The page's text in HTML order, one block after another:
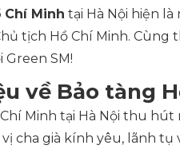
Chí Minh tại Hà Nội hiện
tịch Hồ Chí Minh. Cùng
Green SM!
về Bảo tàng
Minh tại Hà Nội thu
vị cha già kính yêu, lãnh tụ